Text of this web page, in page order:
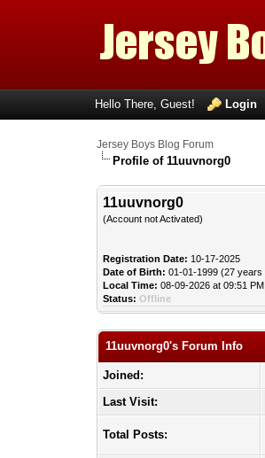
Hello There, Guest! Login
Jersey Boys Blog Forum
Profile of 11uuvnorg0
11uuvnorg0
(Account not Activated)
Registration Date: 10-17-2025
Date of Birth: 01-01-1999 (27 years
Local Time: 08-09-2026 at 09:51 PM
Status: Offline
11uuvnorg0's Forum Info
Joined:
Last Visit:
Total Posts: